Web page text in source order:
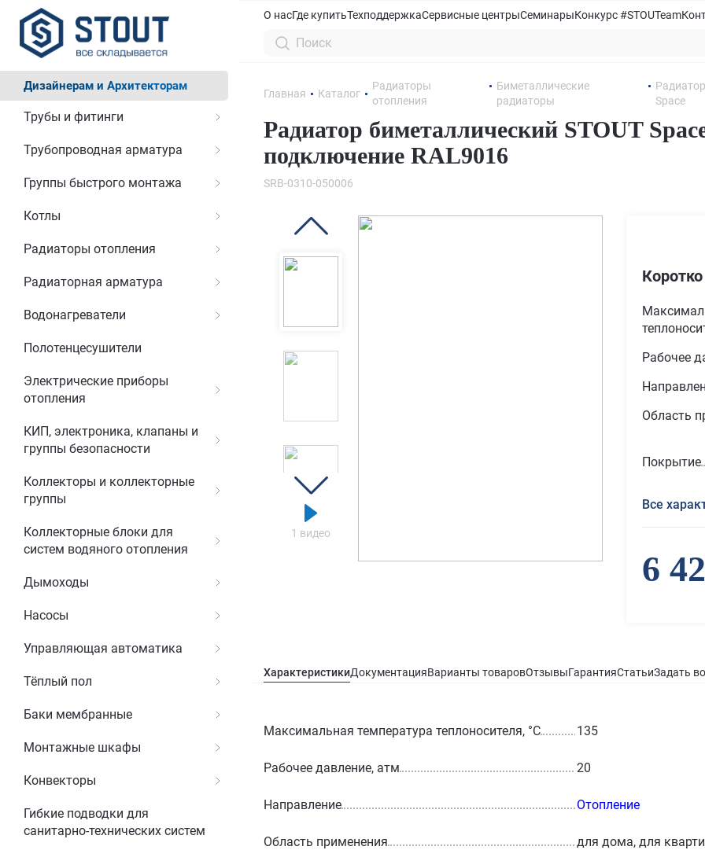
Дизайнерам и Архитекторам
Трубы и фитинги
Трубопроводная арматура
Группы быстрого монтажа
Котлы
Радиаторы отопления
Радиаторная арматура
Водонагреватели
Полотенцесушители
Электрические приборы
отопления
КИП, электроника, клапаны и
группы безопасности
Коллекторы и коллекторные
группы
Коллекторные блоки для
систем водяного отопления
Дымоходы
Насосы
Управляющая автоматика
Тёплый пол
Баки мембранные
Монтажные шкафы
Конвекторы
Гибкие подводки для
санитарно-технических систем
О насГде купитьТехподдержкаСервисные центрыСеминарыКонкурс #STOUTeam
Главная Каталог
Радиаторы
отопления
Биметаллические
радиаторы
Space
Радиатор биметаллический STOUT
подключение RAL9016
SRB-0310-050006
1 видео
Рабочее
Область
Покрытие
Все
6
ХарактеристикиДокументацияВарианты товаровОтзывыГарантияСтатьиЗадать
Максимальная температура теплоносителя, °С 135
Рабочее давление, атм 20
Направление Отопление
Область применения для дома, для